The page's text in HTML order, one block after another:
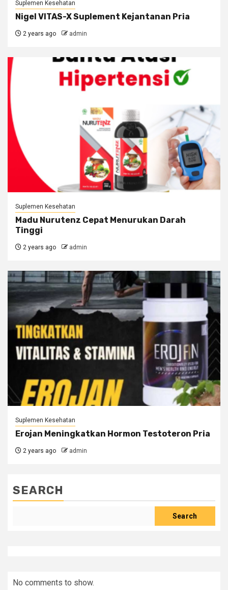
Suplemen Kesehatan
Nigel VITAS-X Suplement Kejantanan Pria
2 years ago admin
Suplemen Kesehatan
Madu Nurutenz Cepat Menurukan Darah
Tinggi
2 years ago admin
Suplemen Kesehatan
Erojan Meningkatkan Hormon Testoteron Pria
2 years ago admin
SEARCH
Search
No comments to show.